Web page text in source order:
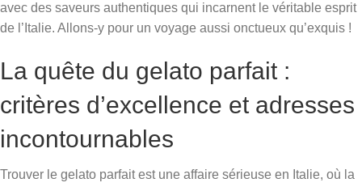
avec des saveurs authentiques qui incarnent le véritable esprit
de l’Italie. Allons-y pour un voyage aussi onctueux qu’exquis !
La quête du gelato parfait :
critères d’excellence et adresses
incontournables
Trouver le gelato parfait est une affaire sérieuse en Italie, où la